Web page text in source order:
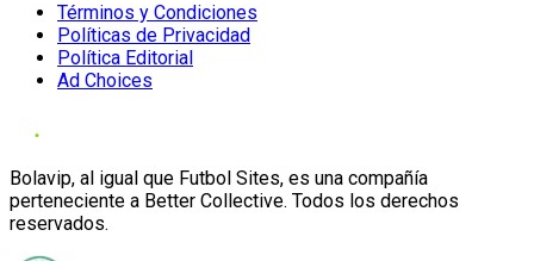
Términos y Condiciones
Políticas de Privacidad
Política Editorial
Ad Choices
Bolavip, al igual que Futbol Sites, es una compañía
perteneciente a Better Collective. Todos los derechos
reservados.